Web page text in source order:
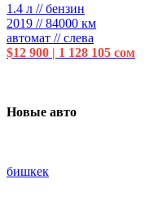
1.4 л // бензин
2019 // 84000 км
автомат // слева
$12 900 | 1 128 105 сом
Новые авто
бишкек